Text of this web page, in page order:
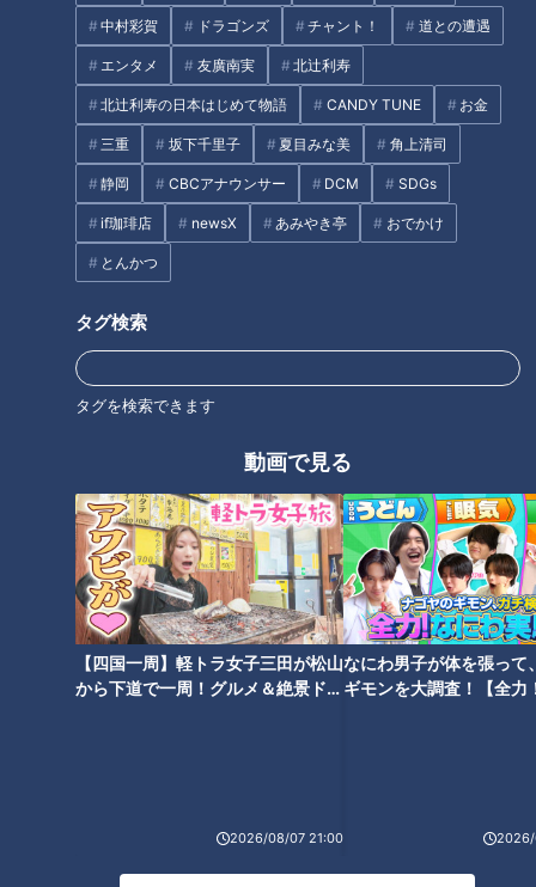
中村彩賀 ドラゴンズ チャント！ 道との遭遇
エンタメ 友廣南実 北辻利寿
北辻利寿の日本はじめて物語 CANDY TUNE お金
三重 坂下千里子 夏目みな美 角上清司
静岡 CBCアナウンサー DCM SDGs
if珈琲店 newsX あみやき亭 おでかけ
とんかつ
タグ検索
タグを検索できます
動画で見る
【四国一周】軽トラ女子三田が松山
から下道で一周！グルメ＆絶景ドラ
2026/08/07 21:00
なにわ男子が体を張って
ギモンを大調査！【全力
2026/
【チャント！特集】
とは？三河湾をぐるっと約
125kmの自転車旅スタート！
エンタメ THE TIME 若狭敬一
オススメ関連コンテンツ
界一楽なスクワット！？ダイエ
ットのスペシャリストに学ぶ
「無理なくやせる方法」
れる」or「入れない」それぞれ
の果物のベストな保存方法は？
朝の歯みがきは「起床後」
or「朝食後」？歯科医師が推奨